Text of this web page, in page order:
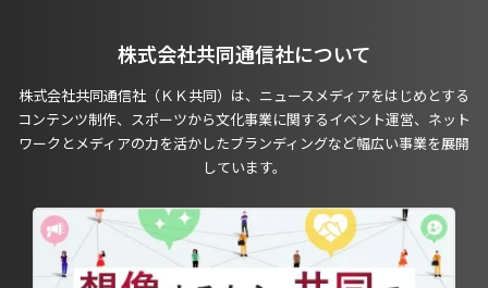
株式会社共同通信社について
株式会社共同通信社（ＫＫ共同）は、ニュースメディアをはじめとする
コンテンツ制作、スポーツから文化事業に関するイベント運営、ネット
ワークとメディアの力を活かしたブランディングなど幅広い事業を展開
しています。